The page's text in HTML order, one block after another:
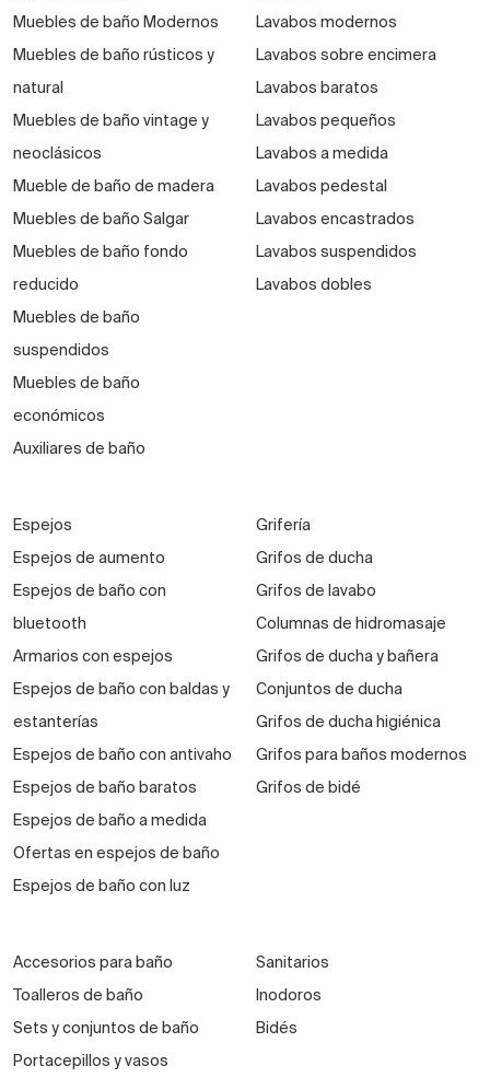
Muebles de baño Modernos
Muebles de baño rústicos y
natural
Muebles de baño vintage y
neoclásicos
Mueble de baño de madera
Muebles de baño Salgar
Muebles de baño fondo
reducido
Muebles de baño
suspendidos
Muebles de baño
económicos
Auxiliares de baño
Lavabos modernos
Lavabos sobre encimera
Lavabos baratos
Lavabos pequeños
Lavabos a medida
Lavabos pedestal
Lavabos encastrados
Lavabos suspendidos
Lavabos dobles
Espejos
Espejos de aumento
Espejos de baño con
bluetooth
Armarios con espejos
Espejos de baño con baldas y
estanterías
Espejos de baño con antivaho
Espejos de baño baratos
Espejos de baño a medida
Ofertas en espejos de baño
Espejos de baño con luz
Grifería
Grifos de ducha
Grifos de lavabo
Columnas de hidromasaje
Grifos de ducha y bañera
Conjuntos de ducha
Grifos de ducha higiénica
Grifos para baños modernos
Grifos de bidé
Accesorios para baño
Toalleros de baño
Sets y conjuntos de baño
Portacepillos y vasos
Sanitarios
Inodoros
Bidés